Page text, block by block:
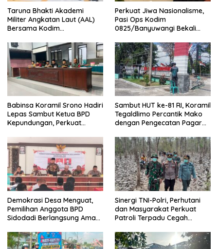
Taruna Bhakti Akademi
Militer Angkatan Laut (AAL)
Bersama Kodim
Generasi Disiplin dan Berjiwa
Nasionalis
Perkuat Jiwa Nasionalisme,
Pasi Ops Kodim
0825/Banyuwangi Bekali
dengan Wawasan
Kebangsaan
Babinsa Koramil Srono Hadiri
Lepas Sambut Ketua BPD
Kepundungan, Perkuat
Sambut HUT ke-81 RI, Koramil
Tegaldlimo Percantik Mako
dengan Pengecatan Pagar
Demokrasi Desa Menguat,
Pemilihan Anggota BPD
Sidodadi Berlangsung Aman
Babinsa dan
Bhabinkamtibmas
Sinergi TNI-Polri, Perhutani
dan Masyarakat Perkuat
Patroli Terpadu Cegah